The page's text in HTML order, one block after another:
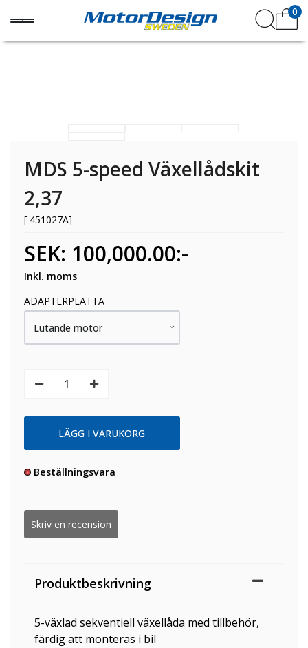
0
MDS 5-speed Växellådskit
2,37
[ 451027A]
SEK: 100,000.00:-
Inkl. moms
ADAPTERPLATTA
Beställningsvara
Skriv en recension
Produktbeskrivning
5-växlad sekventiell växellåda med tillbehör,
färdig att monteras i bil